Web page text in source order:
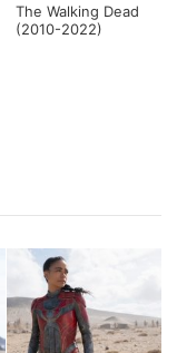
The Walking Dead
(2010-2022)